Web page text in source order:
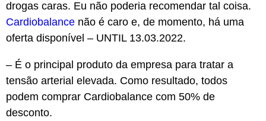
drogas caras. Eu não poderia recomendar tal coisa.
Cardiobalance não é caro e, de momento, há uma
oferta disponível – UNTIL 13.03.2022.
– É o principal produto da empresa para tratar a
tensão arterial elevada. Como resultado, todos
podem comprar Cardiobalance com 50% de
desconto.